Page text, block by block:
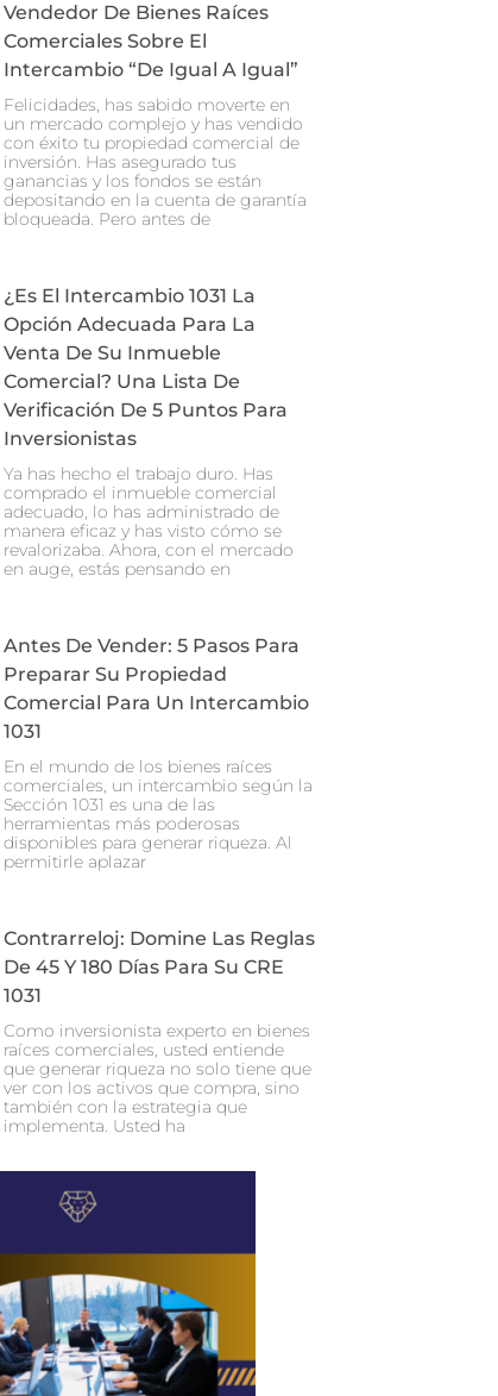
Vendedor De Bienes Raíces
Comerciales Sobre El
Intercambio “de Igual A Igual”
Felicidades, has sabido moverte en
un mercado complejo y has vendido
con éxito tu propiedad comercial de
inversión. Has asegurado tus
ganancias y los fondos se están
depositando en la cuenta de garantía
bloqueada. Pero antes de
¿Es El Intercambio 1031 La
Opción Adecuada Para La
Venta De Su Inmueble
Comercial? Una Lista De
Verificación De 5 Puntos Para
Inversionistas
Ya has hecho el trabajo duro. Has
comprado el inmueble comercial
adecuado, lo has administrado de
manera eficaz y has visto cómo se
revalorizaba. Ahora, con el mercado
en auge, estás pensando en
Antes De Vender: 5 Pasos Para
Preparar Su Propiedad
Comercial Para Un Intercambio
1031
En el mundo de los bienes raíces
comerciales, un intercambio según la
Sección 1031 es una de las
herramientas más poderosas
disponibles para generar riqueza. Al
permitirle aplazar
Contrarreloj: Domine Las Reglas
De 45 Y 180 Días Para Su CRE
1031
Como inversionista experto en bienes
raíces comerciales, usted entiende
que generar riqueza no solo tiene que
ver con los activos que compra, sino
también con la estrategia que
implementa. Usted ha